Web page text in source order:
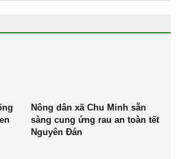
Nông dân xã Chu Minh sẵn
sàng cung ứng rau an toàn tết
Nguyên Đán